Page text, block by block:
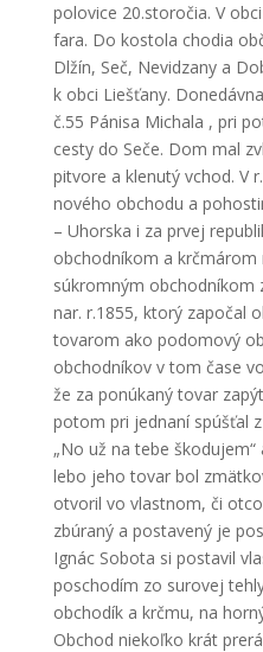
polovice 20.storočia. V
fara. Do kostola chodia
Dlžín, Seč, Nevidzany a
k obci Liešťany.
č.55 Pánisa Michala , pri
cesty do Seče. Dom mal
pitvore a klenutý vchod. V
nového obchodu a
– Uhorska i za prvej
obchodníkom a krčmárom
súkromným obchodníkom
nar. r.1855, ktorý započal
tovarom ako podomový
obchodníkov v tom čase
že za ponúkaný tovar
potom pri jednaní spúšťal
„No už na tebe
lebo jeho tovar bol
otvoril vo vlastnom, či
zbúraný a postavený je
Ignác Sobota si postavil
poschodím zo surovej
obchodík a krčmu, na
Obchod niekoľko krát